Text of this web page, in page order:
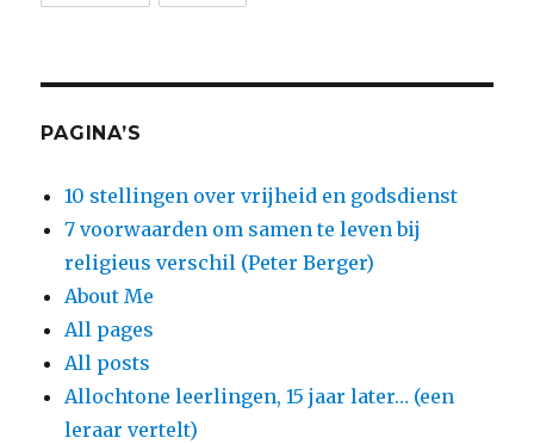
PAGINA’S
10 stellingen over vrijheid en godsdienst
7 voorwaarden om samen te leven bij
religieus verschil (Peter Berger)
About Me
All pages
All posts
Allochtone leerlingen, 15 jaar later… (een
leraar vertelt)